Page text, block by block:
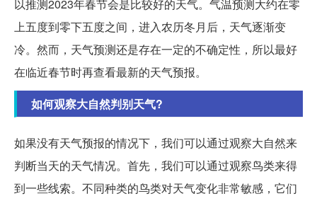
以推测2023年春节会是比较好的天气。气温预测大约在零
上五度到零下五度之间，进入农历冬月后，天气逐渐变
冷。然而，天气预测还是存在一定的不确定性，所以最好
在临近春节时再查看最新的天气预报。
如何观察大自然判别天气?
如果没有天气预报的情况下，我们可以通过观察大自然来
判断当天的天气情况。首先，我们可以通过观察鸟类来得
到一些线索。不同种类的鸟类对天气变化非常敏感，它们